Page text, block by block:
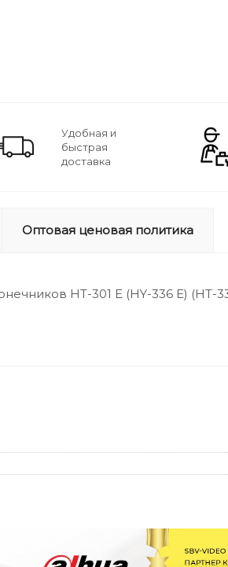
Удобная и
быстрая
доставка
Оптовая ценовая политика
HT-301 E (HY-336 Е)